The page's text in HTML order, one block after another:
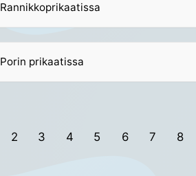
Rannikkoprikaatissa
Porin prikaatissa
2 3 4 5 6 7 8